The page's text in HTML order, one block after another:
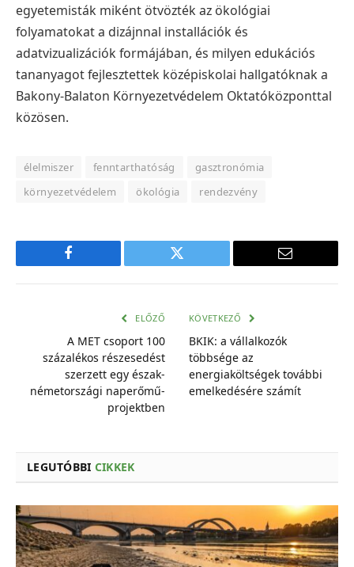
egyetemisták miként ötvözték az ökológiai
folyamatokat a dizájnnal installációk és
adatvizualizációk formájában, és milyen edukációs
tananyagot fejlesztettek középiskolai hallgatóknak a
Bakony-Balaton Környezetvédelem Oktatóközponttal
közösen.
élelmiszer fenntarthatóság
gasztronómia
környezetvédelem
ökológia rendezvény
Facebook Twitter
E-
ELŐZŐ
A MET csoport 100
százalékos részesedést
szerzett egy észak-
németországi naperőmű-
projektben
KÖVETKEZŐ
BKIK: a vállalkozók
többsége az
energiaköltségek további
emelkedésére számít
LEGUTÓBBI CIKKEK